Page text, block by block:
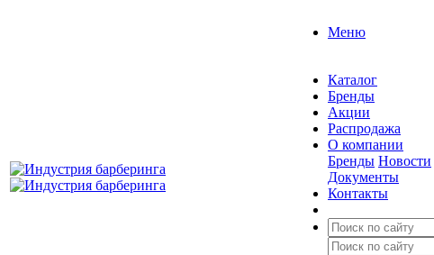
Меню
Каталог
Бренды
Акции
Распродажа
О компании
Бренды Новости
Документы
Контакты